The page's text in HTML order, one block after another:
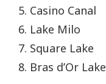
5. Casino Canal
6. Lake Milo
7. Square Lake
8. Bras d’Or Lake